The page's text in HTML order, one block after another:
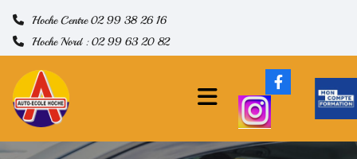
Hoche Centre 02 99 38 26 16
Hoche Nord :02 99 63 20 82